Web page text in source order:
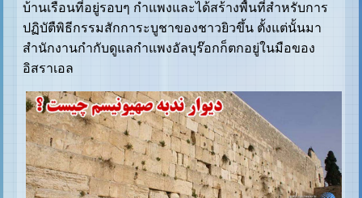
บ้านเรือนที่อยู่รอบๆ กำแพงและได้สร้างพื้นที่สำหรับการ
ปฏิบัตืพิธีกรรมสักการะบูชาของชาวยิวขึ้น ตั้งแต่นั้นมา
สำนักงานกำกับดูแลกำแพงอัลบุร๊อกก็ตกอยู่ในมือของ
อิสราเอล